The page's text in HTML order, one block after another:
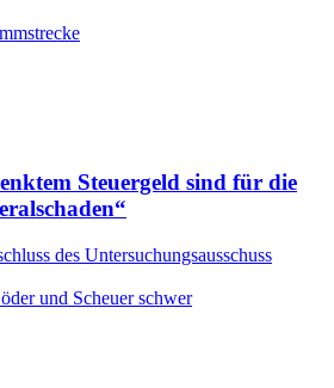
Steuergeld sind für die
des Untersuchungsausschuss
und Scheuer schwer